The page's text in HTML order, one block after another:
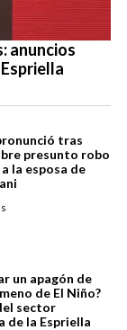
anuncios
tras
presunto robo
la esposa de
un apagón de
de El Niño?
sector
de la Espriella